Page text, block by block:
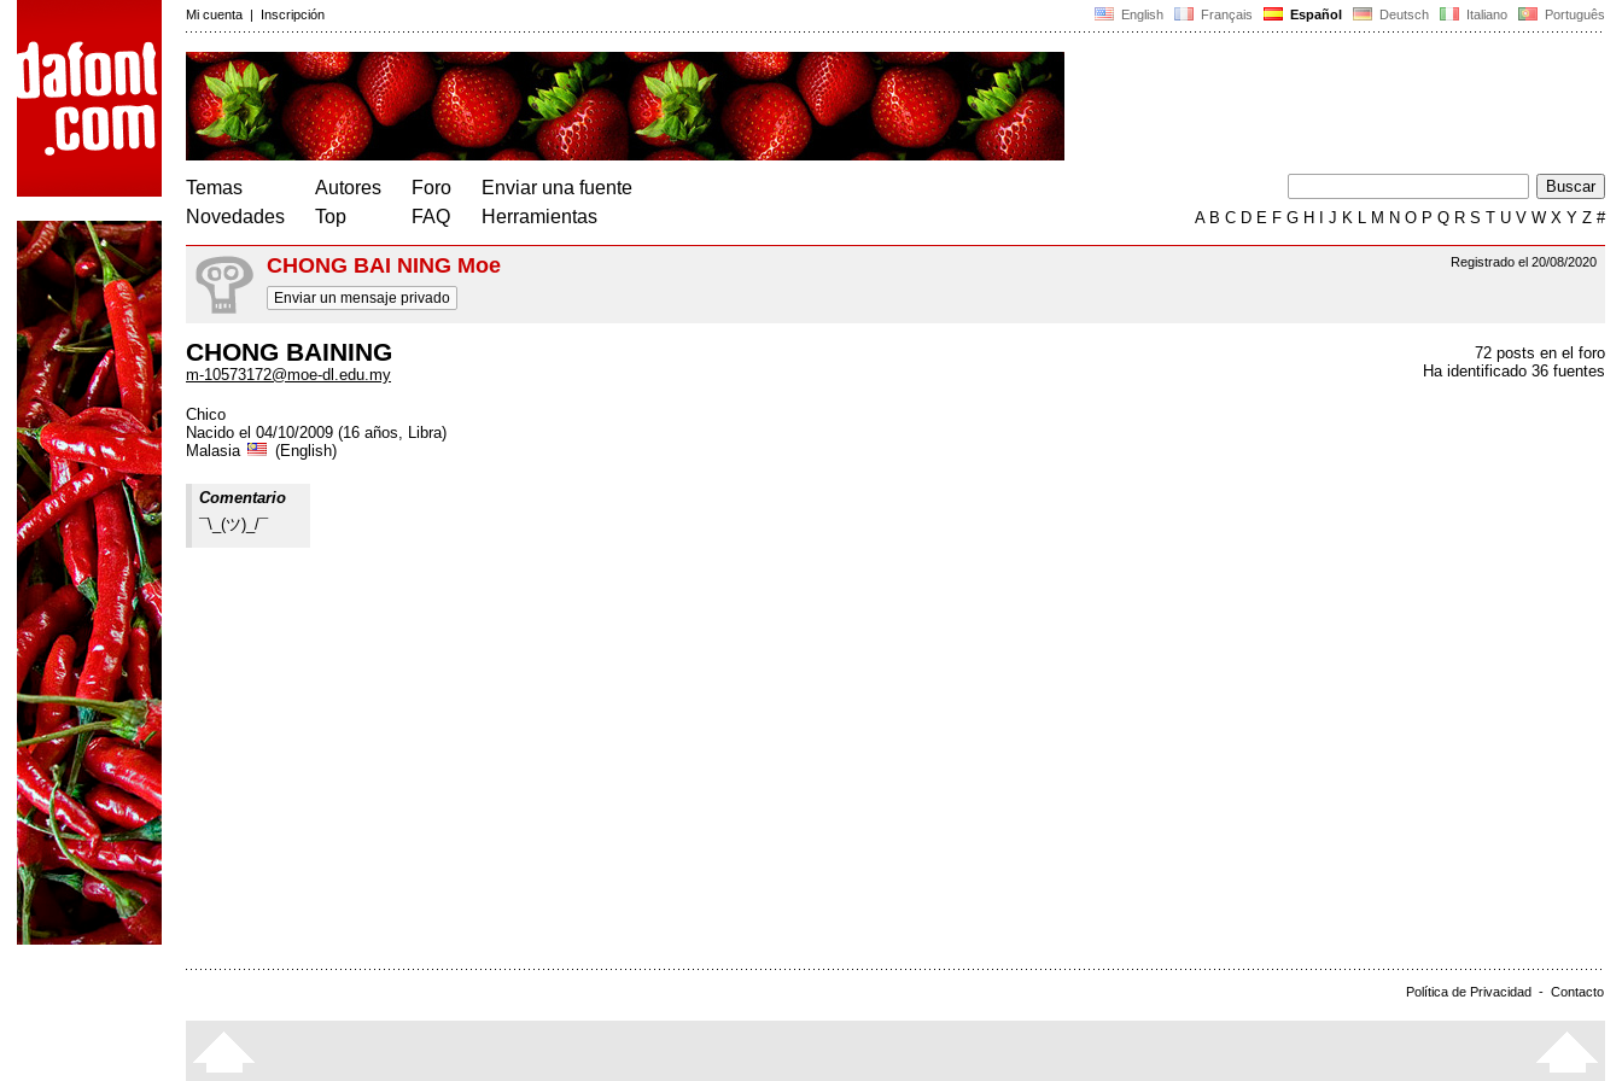
English Français Español Deutsch Italiano Português
Mi cuenta | Inscripción
Temas
Novedades
Autores
Top
Foro
FAQ
Enviar una fuente
Herramientas
AB C D E F G H J K L M N O P Q R S T U V W X Y Z #
Registrado el 20/08/2020
CHONG BAI NING Moe
Enviar un mensaje privado
72 posts en el foro
Ha identificado 36 fuentes
CHONG BAINING
m-10573172@moe-dl.edu.my
Chico
Nacido el 04/10/2009 (16 años, Libra)
Malasia
(English)
Comentario
¯⁠\⁠_⁠(⁠ツ⁠)⁠_⁠/⁠¯
Política de Privacidad - Contacto